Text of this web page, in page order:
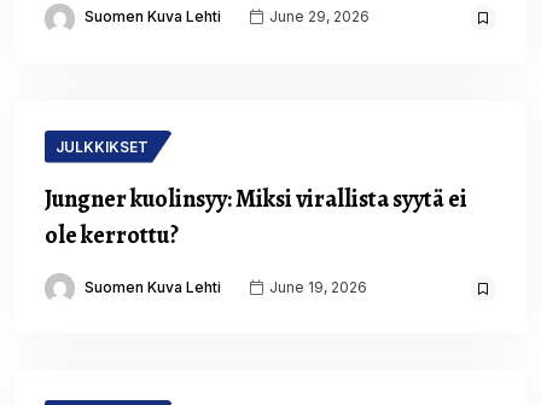
Suomen Kuva Lehti June 29, 2026
JULKKIKSET
Jungner kuolinsyy: Miksi virallista syytä ei
ole kerrottu?
Suomen Kuva Lehti June 19, 2026